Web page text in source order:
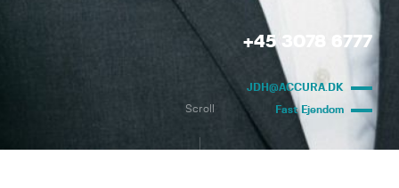
+45 3078 6777
JDH@ACCURA.DK
Fast Ejendom
Scroll